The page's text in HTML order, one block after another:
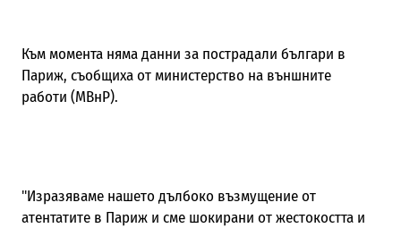
Към момента няма данни за пострадали българи в
Париж, съобщиха от министерство на външните
работи (МВнР).
"Изразяваме нашето дълбоко възмущение от
атентатите в Париж и сме шокирани от жестокостта и